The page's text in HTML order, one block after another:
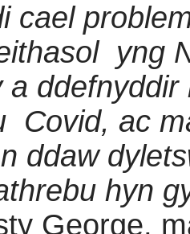
cael
yng
a
Covid, ac
ddaw
hyn
George,